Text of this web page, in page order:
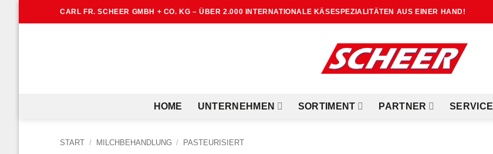
Inhalt
CARL FR. SCHEER GMBH + CO. KG – ÜBER 2.000 INTERNATIONALE KÄSESPEZIALITÄTEN AUS EINER HAND!
HOME UNTERNEHMEN SORTIMENT PARTNER SERVICE
START / MILCHBEHANDLUNG / PASTEURISIERT